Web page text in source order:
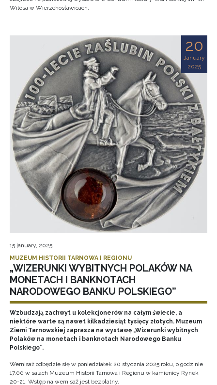
Witosa w Wierzchosławicach.
20
January
2025
15 january, 2025
MUZEUM HISTORII TARNOWA I REGIONU
„WIZERUNKI WYBITNYCH POLAKÓW NA
MONETACH I BANKNOTACH
NARODOWEGO BANKU POLSKIEGO”
Wzbudzają zachwyt u kolekcjonerów na całym świecie, a
niektóre warte są nawet kilkadziesiąt tysięcy złotych. Muzeum
Ziemi Tarnowskiej zaprasza na wystawę „Wizerunki wybitnych
Polaków na monetach i banknotach Narodowego Banku
Polskiego”.
Wernisaż odbędzie się w poniedziałek 20 stycznia 2025 roku, o godzinie
17.00 w salach Muzeum Historii Tarnowa i Regionu w kamienicy Rynek
20-21. Wstęp na wernisaż jest bezpłatny.